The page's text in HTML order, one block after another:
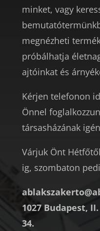
minket, vagy
megnézheti
próbálhatja
ajtóinkat és
Kérjen telefonon
Önnel
társasházának
Várjuk Önt
ig, szombaton
1027 Budapest,
34.